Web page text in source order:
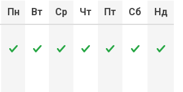
Пн Вт Ср Чт Пт Сб Нд